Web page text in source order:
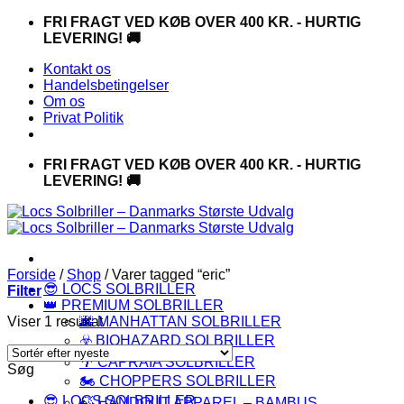
FortsætFRI FRAGT VED KØB OVER 400 KR. - HURTIG
LEVERING! 🚚
Kontakt os
Handelsbetingelser
Om os
Privat Politik
FRI FRAGT VED KØB OVER 400 KR. - HURTIG
LEVERING! 🚚
😎 LOCS SOLBRILLER
👑 PREMIUM SOLBRILLER
🌆 MANHATTAN SOLBRILLER
☣️ BIOHAZARD SOLBRILLER
🌴 CAPRAIA SOLBRILLER
🏍️ CHOPPERS SOLBRILLER
Forside / Shop /Varer tagged “eric”
Filter
Viser 1 resultat
Søg
😎 LOCS SOLBRILLER